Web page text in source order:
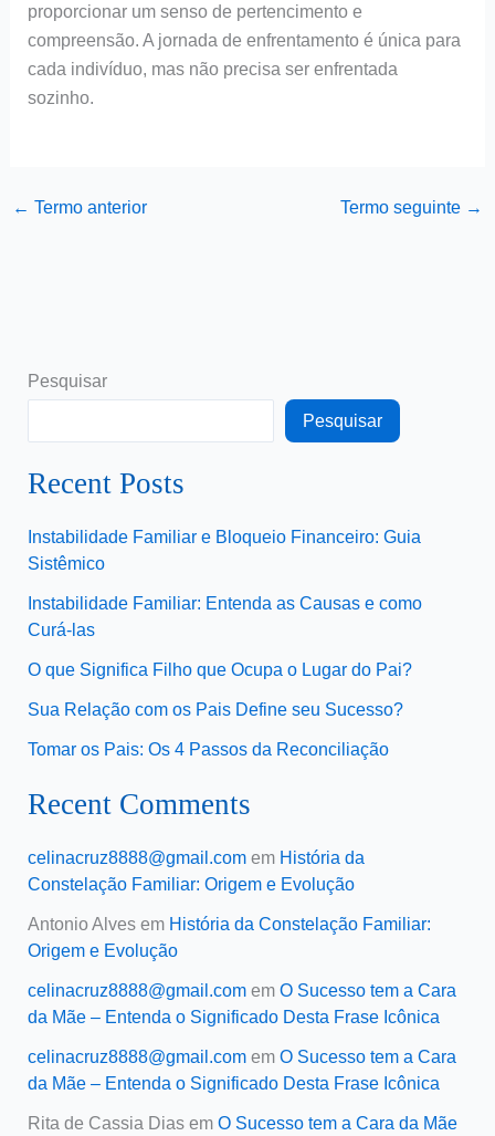
proporcionar um senso de pertencimento e
compreensão. A jornada de enfrentamento é única para
cada indivíduo, mas não precisa ser enfrentada
sozinho.
← Termo anterior Termo seguinte →
Pesquisar
Pesquisar
Recent Posts
Instabilidade Familiar e Bloqueio Financeiro: Guia
Sistêmico
Instabilidade Familiar: Entenda as Causas e como
Curá-las
O que Significa Filho que Ocupa o Lugar do Pai?
Sua Relação com os Pais Define seu Sucesso?
Tomar os Pais: Os 4 Passos da Reconciliação
Recent Comments
celinacruz8888@gmail.comem História da
Constelação Familiar: Origem e Evolução
Antonio Alvesem História da Constelação Familiar:
Origem e Evolução
celinacruz8888@gmail.comem O Sucesso tem a Cara
da Mãe – Entenda o Significado Desta Frase Icônica
celinacruz8888@gmail.comem O Sucesso tem a Cara
da Mãe – Entenda o Significado Desta Frase Icônica
Rita de Cassia Diasem O Sucesso tem a Cara da Mãe